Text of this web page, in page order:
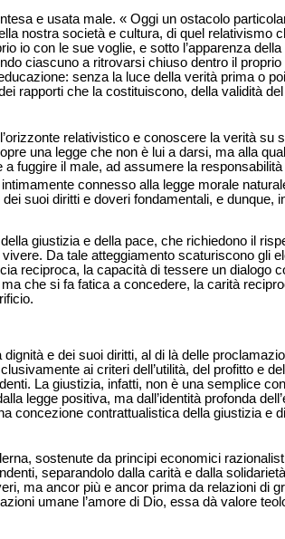
e usata male. « Oggi un ostacolo
nostra società e cultura, di quel relativismo
io con le sue voglie, e sotto l’apparenza
ciascuno a ritrovarsi chiuso dentro il
senza la luce della verità prima o
rapporti che la costituiscono, della validità
relativistico e conoscere la verità su
una legge che non è lui a darsi, ma alla
fuggire il male, ad assumere la
connesso alla legge morale
suoi diritti e doveri fondamentali, e dunque,
giustizia e della pace, che richiedono il
Da tale atteggiamento scaturiscono gli
reciproca, la capacità di tessere un dialogo
che si fa fatica a concedere, la carità
e dei suoi diritti, al di là delle
ai criteri dell’utilità, del profitto e
La giustizia, infatti, non è una semplice
legge positiva, ma dall’identità profonda
concezione contrattualistica della giustizia e
sostenute da principi economici
separandolo dalla carità e dalla
ma ancor più e ancor prima da relazioni di
umane l’amore di Dio, essa dà valore